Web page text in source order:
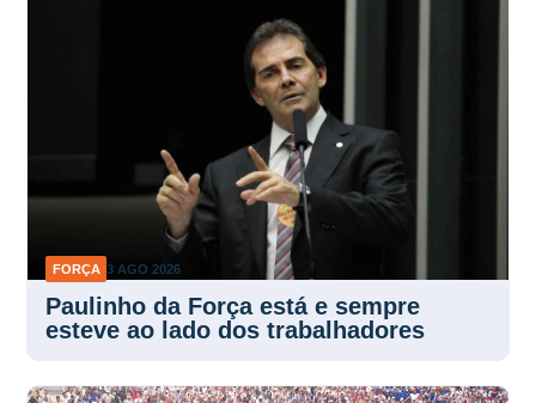
FORÇA 3 AGO 2026
Paulinho da Força está e sempre
esteve ao lado dos trabalhadores